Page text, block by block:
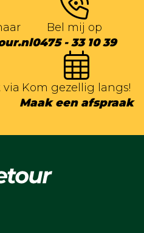
Bel mij op
0475 - 33 10 39
Kom gezellig langs!
Maak een afspraak